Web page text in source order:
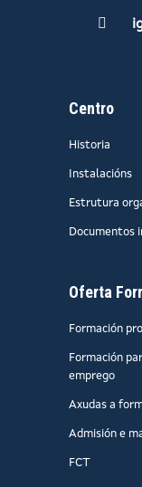
Centro
Historia
Instalacións
Estrutura
Documentos
Oferta
Formación
Formación
emprego
Axudas a
Admisión e
FCT